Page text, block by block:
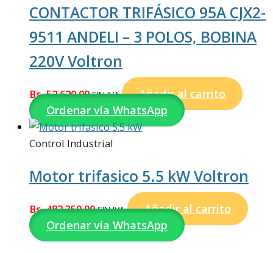
CONTACTOR TRIFÁSICO 95A CJX2-
9511 ANDELI – 3 POLOS, BOBINA
220V Voltron
Bs.52.620,00 SIN IVA
Añadir al carrito
Ordenar vía WhatsApp
Control Industrial
Motor trifasico 5.5 kW Voltron
Bs.482.350,00 SIN IVA
Añadir al carrito
Ordenar vía WhatsApp